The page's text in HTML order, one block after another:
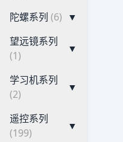
陀螺系列 (6) ▼
望远镜系列
(1)
▼
学习机系列
(2)
▼
遥控系列
(199)
▼